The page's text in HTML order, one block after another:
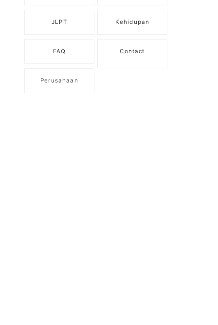
JLPT Kehidupan
FAQ Contact
Perusahaan